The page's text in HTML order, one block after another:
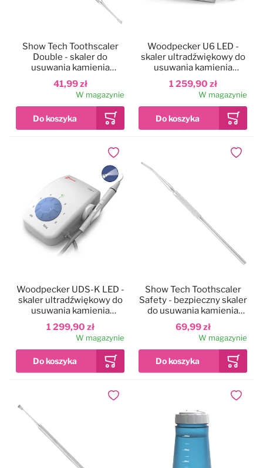
41,99 zł
Show Tech Toothscaler
Double - skaler do
usuwania kamienia
nazębnego u psów,
dwustronny
W magazynie
1 259,90 zł
Woodpecker U6 LED -
skaler ultradźwiękowy do
usuwania kamienia
nazębnego ze światłem
LED
W magazynie
1 299,90 zł
Woodpecker UDS-K LED -
skaler ultradźwiękowy do
usuwania kamienia
nazębnego u zwierząt, ze
światłem LED
W magazynie
Dodaj do ulubionych
69,99 zł
Show Tech Toothscaler
Safety - bezpieczny skaler
do usuwania kamienia
nazębnego u zwierząt
W magazynie
Dodaj
Dodaj do ulubionych Dodaj